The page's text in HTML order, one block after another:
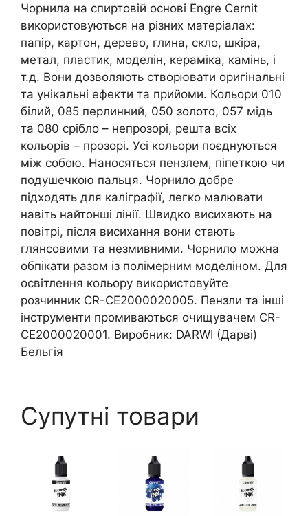
Чорнила на спиртовій основі Engre Cernit
використовуються на різних матеріалах:
папір, картон, дерево, глина, скло, шкіра,
метал, пластик, моделін, кераміка, камінь, і
т.д. Вони дозволяють створювати оригінальні
та унікальні ефекти та прийоми. Кольори 010
білий, 085 перлинний, 050 золото, 057 мідь
та 080 срібло – непрозорі, решта всіх
кольорів – прозорі. Усі кольори поєднуються
між собою. Наносяться пензлем, піпеткою чи
подушечкою пальця. Чорнило добре
підходять для каліграфії, легко малювати
навіть найтонші лінії. Швидко висихають на
повітрі, після висихання вони стають
глянсовими та незмивними. Чорнило можна
обпікати разом із полімерним моделіном. Для
освітлення кольору використовуйте
розчинник CR-CE2000020005. Пензли та інші
інструменти промиваються очищувачем CR-
CE2000020001. Виробник: DARWI (Дарві)
Бельгія
Супутні товари